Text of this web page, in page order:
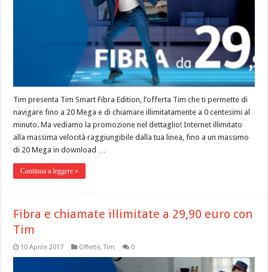
Tim presenta Tim Smart Fibra Edition, l’offerta Tim che ti permette di
navigare fino a 20 Mega e di chiamare illimitatamente a 0 centesimi al
minuto. Ma vediamo la promozione nel dettaglio! Internet illimitato
alla massima velocità raggiungibile dalla tua linea, fino a un massimo
di 20 Mega in download …
Continua a leggere »
Fibra e chiamate illimitate a 29,90 euro con
Tim
10 Aprile 2017 Offerte,Tim 0